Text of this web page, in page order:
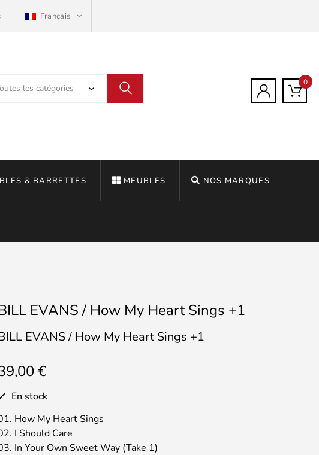
Français
0
& BARRETTES MEUBLES NOS MARQUES
EVANS / How My Heart Sings +1
EVANS / How My Heart Sings +1
€
En stock
How My Heart Sings
I Should Care
In Your Own Sweet Way (Take 1)